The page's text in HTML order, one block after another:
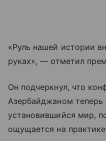
«Руль нашей истории
руках», — отметил
Он подчеркнул, что
Азербайджаном
установившийся мир,
ощущается на